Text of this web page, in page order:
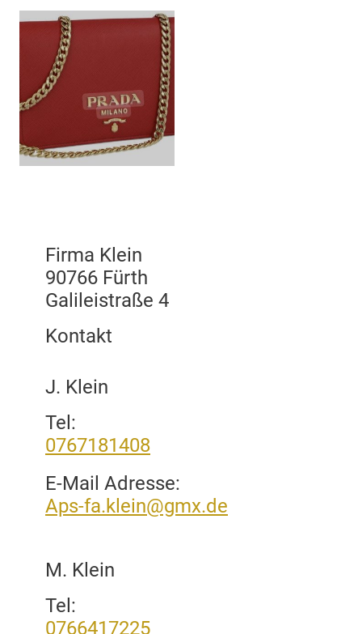
Firma Klein
90766 Fürth
Galileistraße 4
Kontakt
J. Klein
Tel:
0767181408
E-Mail Adresse:
Aps-fa.klein@gmx.de
M. Klein
Tel:
0766417225